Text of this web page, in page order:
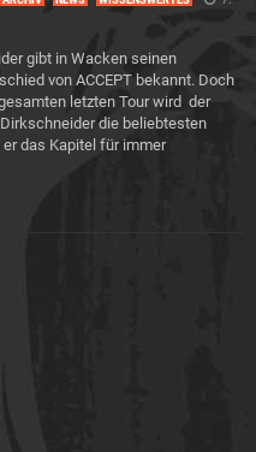
gibt in Wacken seinen
von ACCEPT bekannt. Doch
letzten Tour wird der
die beliebtesten
das Kapitel für immer